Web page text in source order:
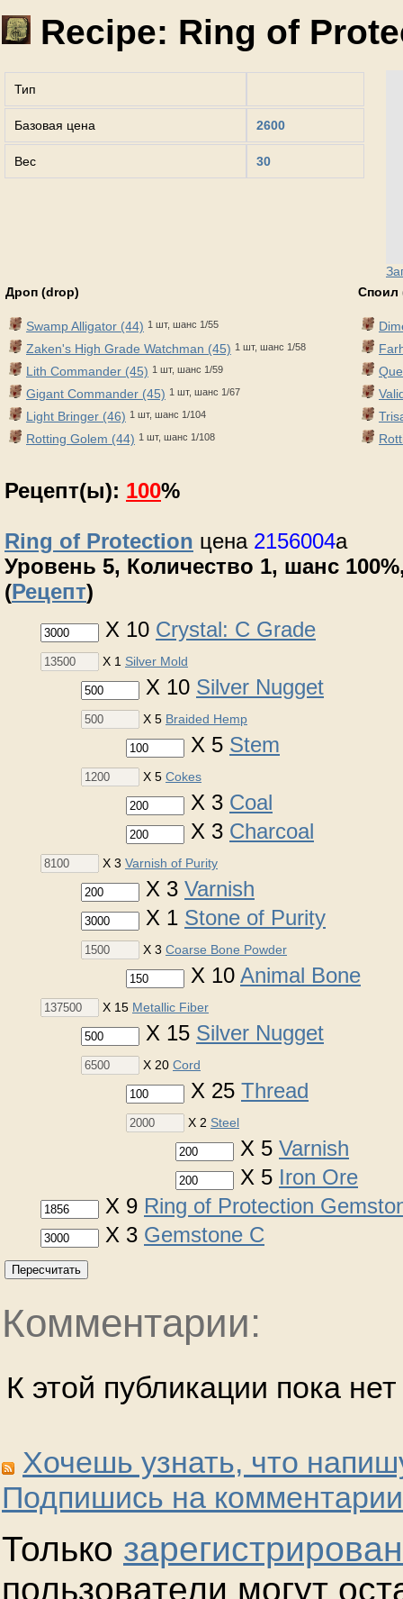
Recipe: Ring of
Тип
Базовая цена 2600
Вес 30
Дроп (drop)
Swamp Alligator (44) 1 шт, шанс 1/55
Zaken's High Grade Watchman (45) 1 шт, шанс 1/58
Lith Commander (45) 1 шт, шанс 1/59
Gigant Commander (45) 1 шт, шанс 1/67
Light Bringer (46) 1 шт, шанс 1/104
Rotting Golem (44) 1 шт, шанс 1/108
Споил
Рецепт(ы): 100%
Ring of Protection цена 2156004a
Уровень 5, Количество 1, шанс
(Рецепт)
X 10 Crystal: C Grade
X 1 Silver Mold
X 10 Silver Nugget
X 5 Braided Hemp
X 5 Stem
X 5 Cokes
X 3 Coal
X 3 Charcoal
X 3 Varnish of Purity
X 3 Varnish
X 1 Stone of Purity
X 3 Coarse Bone Powder
X 10 Animal Bone
X 15 Metallic Fiber
X 15 Silver Nugget
X 20 Cord
X 25 Thread
X 2 Steel
X 5 Varnish
X 5 Iron Ore
X 9 Ring of Protection
X 3 Gemstone C
Пересчитать
Комментарии:
К этой публикации пока
Хочешь узнать, что
Подпишись на
Только
пользователи могут